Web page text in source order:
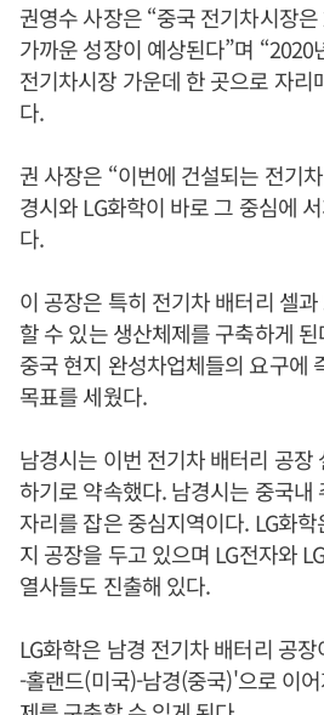
권영수 사장은 “중국 전기차시장
가까운 성장이 예상된다”며 “2020
전기차시장 가운데 한 곳으로 자리
다.
권 사장은 “이번에 건설되는 전기
경시와 LG화학이 바로 그 중심에
다.
이 공장은 특히 전기차 배터리 셀
할 수 있는 생산체제를 구축하게
중국 현지 완성차업체들의 요구에
목표를 세웠다.
남경시는 이번 전기차 배터리 공장
하기로 약속했다. 남경시는 중국내
자리를 잡은 중심지역이다. LG화
지 공장을 두고 있으며 LG전자와
열사들도 진출해 있다.
LG화학은 남경 전기차 배터리 공
-홀랜드(미국)-남경(중국)'으로 이